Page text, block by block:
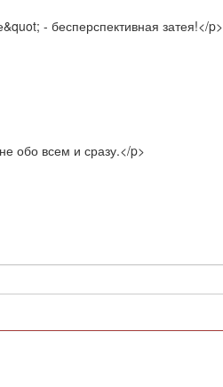
- бесперспективная затея!</p>
обо всем и сразу.</p>